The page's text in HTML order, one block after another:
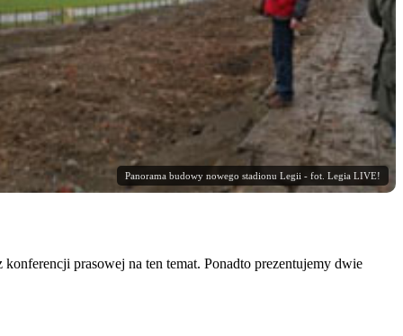
Panorama budowy nowego stadionu Legii - fot. Legia LIVE!
prasowej na ten temat. Ponadto prezentujemy dwie